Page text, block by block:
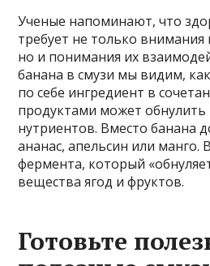
Ученые напоминают, что
требует не только
но и понимания их
банана в смузи мы видим,
по себе ингредиент в
продуктами может обнулить
нутриентов. Вместо банана
ананас, апельсин или манго.
фермента, который
вещества ягод и фруктов.
Готовьте